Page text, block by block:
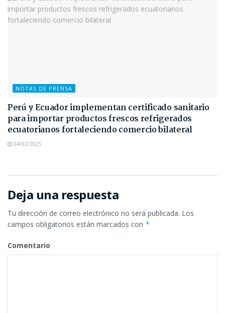
NOTAS DE PRENSA
Perú y Ecuador implementan certificado sanitario
para importar productos frescos refrigerados
ecuatorianos fortaleciendo comercio bilateral
04/02/2025
Deja una respuesta
Tu dirección de correo electrónico no será publicada. Los
campos obligatorios están marcados con *
Comentario